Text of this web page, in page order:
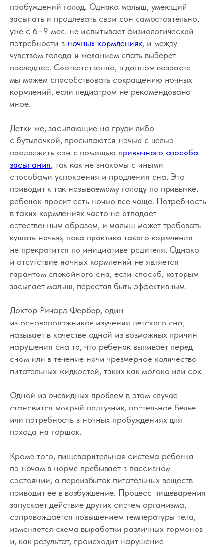
пробуждений голод. Однако малыш, умеющий
засыпать и продлевать свой сон самостоятельно,
уже с 6−9 мес. не испытывает физиологической
потребности в ночных кормлениях, и между
чувством голода и желанием спать выберет
последнее. Соответственно, в данном возрасте
мы можем способствовать сокращению ночных
кормлений, если педиатром не рекомендовано
иное.
Детки же, засыпающие на груди либо
с бутылочкой, просыпаются ночью с целью
продолжить сон с помощью привычного способа
засыпания, так как не знакомы с иными
способами успокоения и продления сна. Это
приводит к так называемому голоду по привычке,
ребенок просит есть ночью все чаще. Потребность
в таких кормлениях часто не отпадает
естественным образом, и малыш может требовать
кушать ночью, пока практика такого кормления
не прекратится по инициативе родителя. Однако
и отсутствие ночных кормлений не является
гарантом спокойного сна, если способ, которым
засыпает малыш, перестал быть эффективным.
Доктор Ричард Фербер, один
из основоположников изучения детского сна,
называет в качестве одной из возможных причин
нарушения сна то, что ребенок выпивает перед
сном или в течение ночи чрезмерное количество
питательных жидкостей, таких как молоко или сок.
Одной из очевидных проблем в этом случае
становится мокрый подгузник, постельное белье
или потребность в ночных пробуждениях для
похода на горшок.
Кроме того, пищеварительная система ребенка
по ночам в норме пребывает в пассивном
состоянии, а переизбыток питательных веществ
приводит ее в возбуждение. Процесс пищеварения
запускает действие других систем организма,
сопровождается повышением температуры тела,
изменяется схема выработки различных гормонов
и, как результат, происходит нарушение